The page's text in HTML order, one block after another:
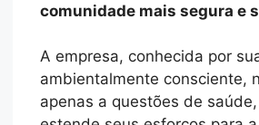
comunidade mais segura e
A empresa, conhecida por
ambientalmente consciente,
apenas a questões de